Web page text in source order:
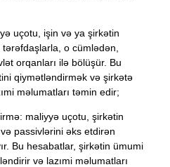
uçotu, işin və ya şirkətin
o cümlədən,
orqanları ilə bölüşür. Bu
qiymətləndirmək və şirkətə
məlumatları təmin edir;
maliyyə uçotu, şirkətin
passivlərini əks etdirən
Bu hesabatlar, şirkətin ümumi
və lazımi məlumatları